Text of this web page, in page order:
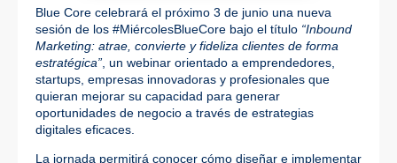
Blue Core celebrará el próximo 3 de junio una nueva
sesión de los #MiércolesBlueCore bajo el título “Inbound
Marketing: atrae, convierte y fideliza clientes de forma
estratégica” , un webinar orientado a emprendedores,
startups, empresas innovadoras y profesionales que
quieran mejorar su capacidad para generar
oportunidades de negocio a través de estrategias
digitales eficaces.
La jornada permitirá conocer cómo diseñar e implementar